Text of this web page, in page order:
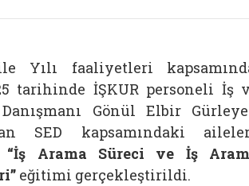
Yılı faaliyetleri
tarihinde İŞKUR personeli İş
Gönül Elbir
SED kapsamındaki
“İş Arama Süreci ve İş
eğitimi gerçekleştirildi.